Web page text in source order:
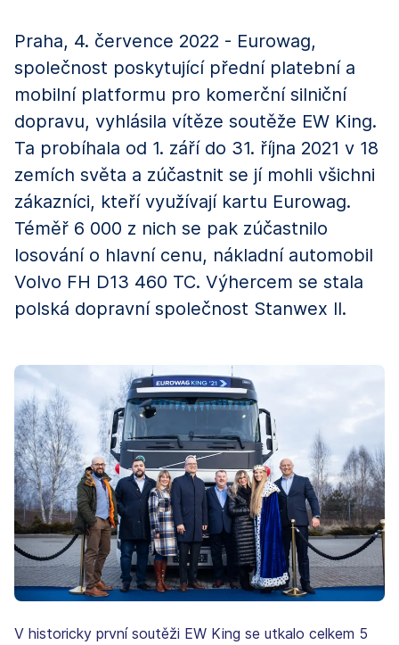
Praha, 4. července 2022 - Eurowag,
společnost poskytující přední platební a
mobilní platformu pro komerční silniční
dopravu, vyhlásila vítěze soutěže EW King.
Ta probíhala od 1. září do 31. října 2021 v 18
zemích světa a zúčastnit se jí mohli všichni
zákazníci, kteří využívají kartu Eurowag.
Téměř 6 000 z nich se pak zúčastnilo
losování o hlavní cenu, nákladní automobil
Volvo FH D13 460 TC. Výhercem se stala
polská dopravní společnost Stanwex II.
V historicky první soutěži EW King se utkalo celkem 5